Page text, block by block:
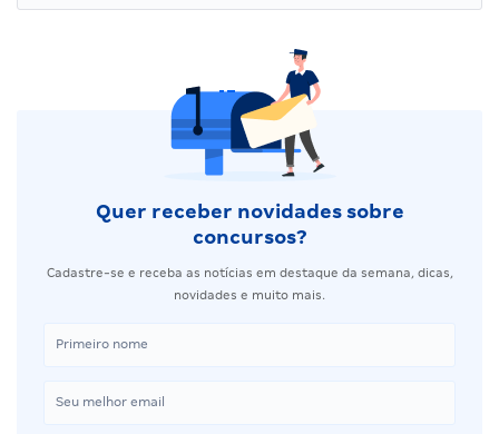
Quer receber novidades sobre
concursos?
Cadastre-se e receba as notícias em destaque da semana, dicas,
novidades e muito mais.